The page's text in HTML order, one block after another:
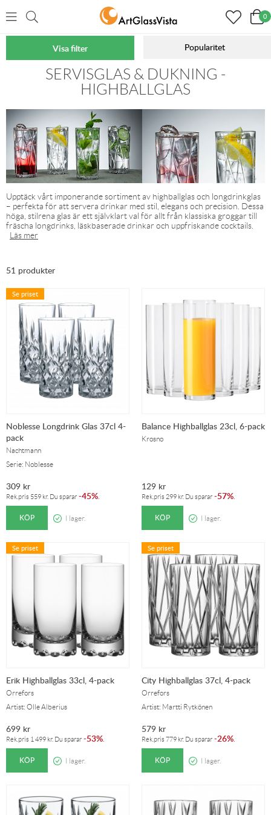
0
Hem Servisglas & Dukning Glas att dricka ur
SERVISGLAS & DUKNING -
HIGHBALLGLAS
Upptäck vårt imponerande sortiment av highballglas och longdrinkglas
– perfekta för att servera drinkar med stil, elegans och precision. Dessa
höga, stilrena glas är ett självklart val för allt från klassiska groggar till
fräscha longdrinks, läskbaserade drinkar och uppfriskande cocktails.
Läs mer
Visa filter Popularitet
51 produkter
Se priset
Noblesse Longdrink Glas 37cl 4-
pack
Nachtmann
Serie: Noblesse
309 kr
Rek.pris 559 kr. Du sparar -45%.
KÖP I lager.
Balance Highballglas 23cl, 6-pack
Krosno
129 kr
Rek.pris 299 kr. Du sparar -57%.
KÖP I lager.
Se priset
Erik Highballglas 33cl, 4-pack
Orrefors
Artist: Olle Alberius
699 kr
Rek.pris 1 499 kr. Du sparar -53%.
KÖP I lager.
Se priset
City Highballglas 37cl, 4-pack
Orrefors
Artist: Martti Rytkönen
579 kr
Rek.pris 779 kr. Du sparar -26%.
KÖP I lager.